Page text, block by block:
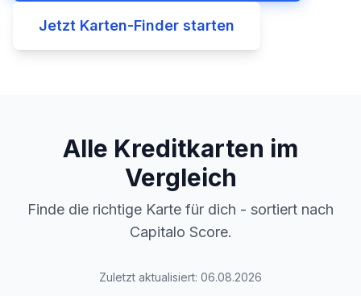
Jetzt Karten-Finder starten
Alle Kreditkarten im
Vergleich
Finde die richtige Karte für dich - sortiert nach
Capitalo Score.
Zuletzt aktualisiert: 06.08.2026